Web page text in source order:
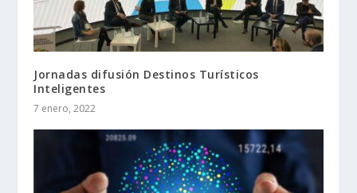
Jornadas difusión Destinos Turísticos
Inteligentes
7 enero, 2022